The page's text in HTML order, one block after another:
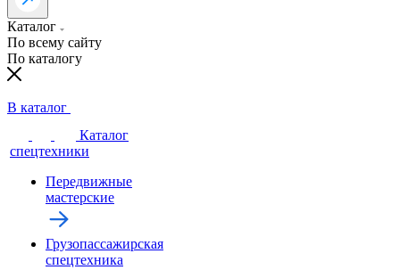
Каталог
По всему сайту
По каталогу
В каталог
Каталог
спецтехники
Передвижные
мастерские
Грузопассажирская
спецтехника